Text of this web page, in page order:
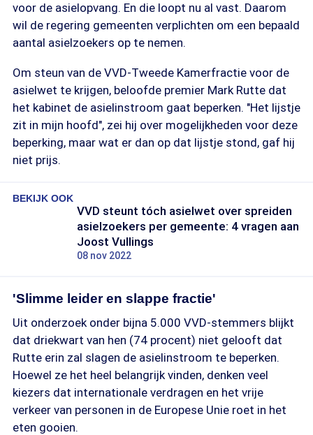
voor de asielopvang. En die loopt nu al vast. Daarom
wil de regering gemeenten verplichten om een bepaald
aantal asielzoekers op te nemen.
Om steun van de VVD-Tweede Kamerfractie voor de
asielwet te krijgen, beloofde premier Mark Rutte dat
het kabinet de asielinstroom gaat beperken. "Het lijstje
zit in mijn hoofd", zei hij over mogelijkheden voor deze
beperking, maar wat er dan op dat lijstje stond, gaf hij
niet prijs.
BEKIJK OOK
VVD steunt tóch asielwet over spreiden
asielzoekers per gemeente: 4 vragen aan
Joost Vullings
08 nov 2022
'Slimme leider en slappe fractie'
Uit onderzoek onder bijna 5.000 VVD-stemmers blijkt
dat driekwart van hen (74 procent) niet gelooft dat
Rutte erin zal slagen de asielinstroom te beperken.
Hoewel ze het heel belangrijk vinden, denken veel
kiezers dat internationale verdragen en het vrije
verkeer van personen in de Europese Unie roet in het
eten gooien.